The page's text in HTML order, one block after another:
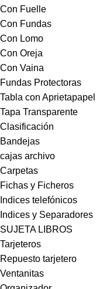
Con Fuelle
Con Fundas
Con Lomo
Con Oreja
Con Vaina
Fundas Protectoras
Tabla con Aprietapapel
Tapa Transparente
Clasificación
Bandejas
cajas archivo
Carpetas
Fichas y Ficheros
Indices telefónicos
Indices y Separadores
SUJETA LIBROS
Tarjeteros
Repuesto tarjetero
Ventanitas